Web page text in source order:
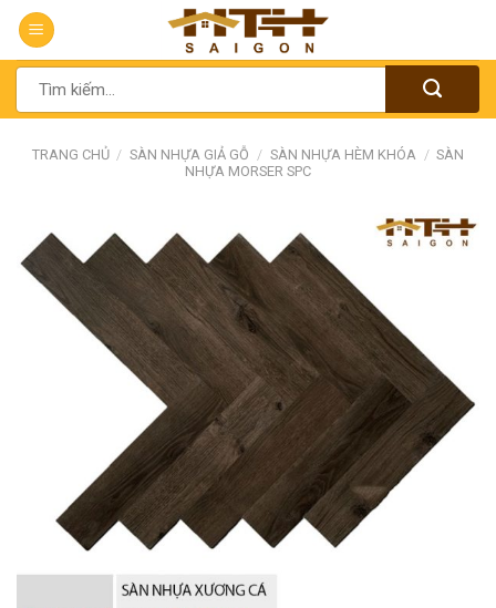
Chuyển
đến
nộiTìm
kiếm:
TRANG CHỦ / SÀN NHỰA GIẢ GỖ / SÀN NHỰA HÈM KHÓA / SÀN
NHỰA MORSER SPC